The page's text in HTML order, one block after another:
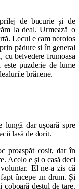
de bucurie și de
la deal. Urmează o
Locul e cam noroios
pădure și în general
belvedere frumoasă
puzderie de lume
brănene.
lungă dar ușoară spre
lasă de dorit.
proaspăt cosit, dar în
Acolo e și o casă deci
El ne-a zis că
începe un drum. Și
coboară destul de tare.